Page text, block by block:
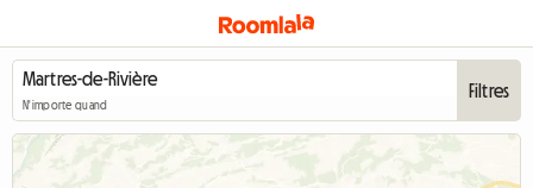
N'importe quand
Filtres